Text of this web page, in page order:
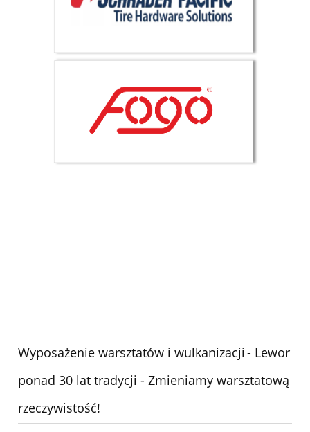
Wyposażenie warsztatów i wulkanizacji - Lewor
ponad 30 lat tradycji - Zmieniamy warsztatową
rzeczywistość!